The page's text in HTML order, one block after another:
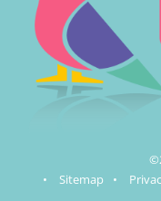
•
Sitemap •